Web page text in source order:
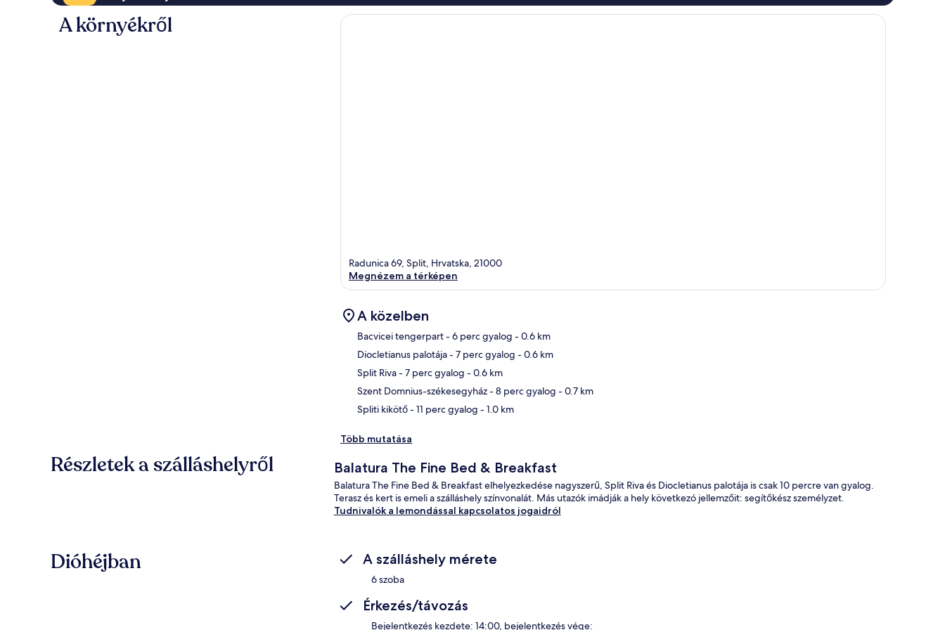
A környékről
Radunica 69, Split, Hrvatska, 21000
Megnézem a térképen
A közelben
Bacvicei tengerpart- 6 perc gyalog - 0.6 km
Diocletianus palotája- 7 perc gyalog - 0.6 km
Split Riva- 7 perc gyalog - 0.6 km
Szent Domnius-székesegyház- 8 perc gyalog - 0.7 km
Spliti kikötő- 11 perc gyalog - 1.0 km
Több mutatása
Részletek a szálláshelyről Balatura The Fine Bed & Breakfast
Balatura The Fine Bed & Breakfast elhelyezkedése nagyszerű, Split Riva és Diocletianus palotája is csak 10 percre van gyalog.
Terasz és kert is emeli a szálláshely színvonalát. Más utazók imádják a hely következó jellemzőit: segítőkész személyzet.
Tudnivalók a lemondással kapcsolatos jogaidról
Dióhéjban A szálláshely mérete
6 szoba
Érkezés/távozás
Bejelentkezés kezdete: 14:00, bejelentkezés vége: